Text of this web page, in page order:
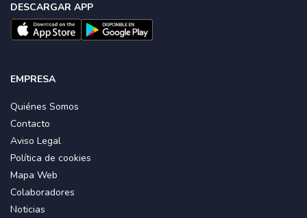
DESCARGAR APP
EMPRESA
Quiénes Somos
Contacto
Aviso Legal
Política de cookies
Mapa Web
Colaboradores
Noticias